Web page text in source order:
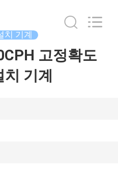
치 기계
고정확도
기계